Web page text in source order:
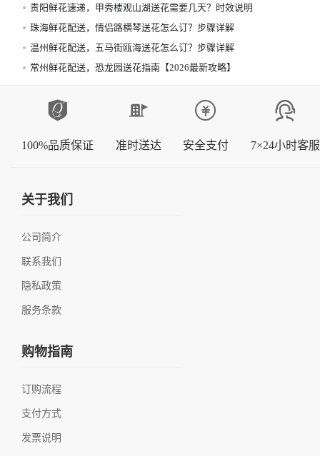
贵阳鲜花速递，甲秀楼观山湖送花需要几天？时效说明
珠海鲜花配送，情侣路横琴送花怎么订？步骤详解
温州鲜花配送，五马街瓯海送花怎么订？步骤详解
常州鲜花配送，恐龙园送花指南【2026最新攻略】
100%品质保证 准时送达 安全支付 7×24小时客服
关于我们
公司简介
联系我们
隐私政策
服务条款
购物指南
订购流程
支付方式
发票说明